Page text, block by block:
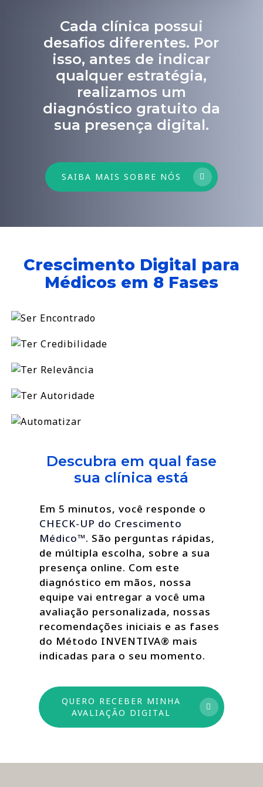
Cada clínica possui
desafios diferentes. Por
isso, antes de indicar
qualquer estratégia,
realizamos um
diagnóstico gratuito da
sua presença digital.
SAIBA MAIS SOBRE NÓS
Crescimento Digital para
Médicos em 8 Fases
Descubra em qual fase
sua clínica está
Em 5 minutos, você responde o
CHECK-UP do Crescimento
Médico™. São perguntas rápidas,
de múltipla escolha, sobre a sua
presença online. Com este
diagnóstico em mãos, nossa
equipe vai entregar a você uma
avaliação personalizada, nossas
recomendações iniciais e as fases
do Método INVENTIVA® mais
indicadas para o seu momento.
QUERO RECEBER MINHA
AVALIAÇÃO DIGITAL